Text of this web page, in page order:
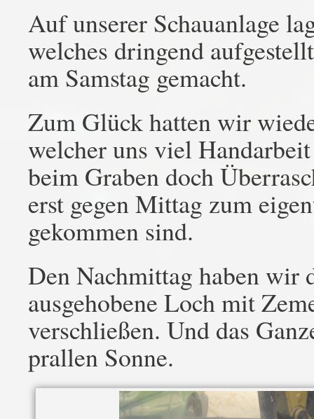
Auf unserer Schauanlage
welches dringend
am Samstag gemacht.
Zum Glück hatten wir
welcher uns viel
beim Graben doch
erst gegen Mittag zum
gekommen sind.
Den Nachmittag haben wir
ausgehobene Loch mit
verschließen. Und das
prallen Sonne.